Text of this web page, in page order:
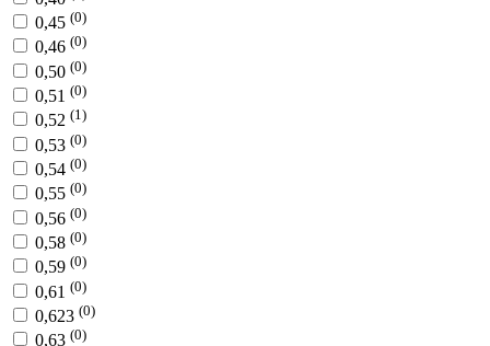
0,45 (0)
0,46 (0)
0,50 (0)
0,51 (0)
0,52 (1)
0,53 (0)
0,54 (0)
0,55 (0)
0,56 (0)
0,58 (0)
0,59 (0)
0,61 (0)
0,623 (0)
0,63 (0)